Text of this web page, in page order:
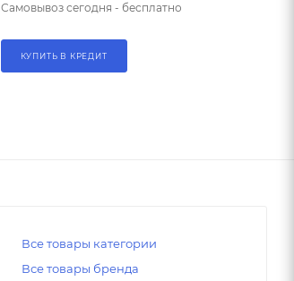
Самовывоз сегодня - бесплатно
КУПИТЬ В КРЕДИТ
Все товары категории
Все товары бренда